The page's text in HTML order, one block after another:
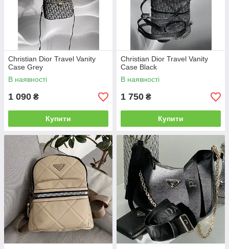
Christian Dior Travel Vanity
Case Grey
В наявності
1 090 ₴
Купити
Christian Dior Travel Vanity
Case Black
В наявності
1 750 ₴
Купити